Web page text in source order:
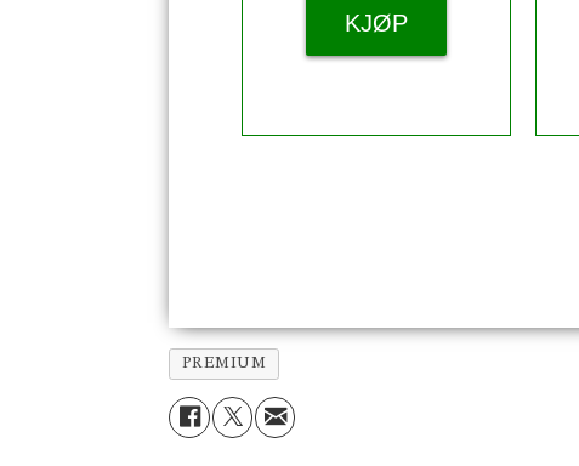
KJØP
PREMIUM